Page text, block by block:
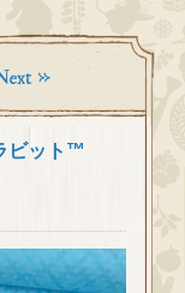
ビット™